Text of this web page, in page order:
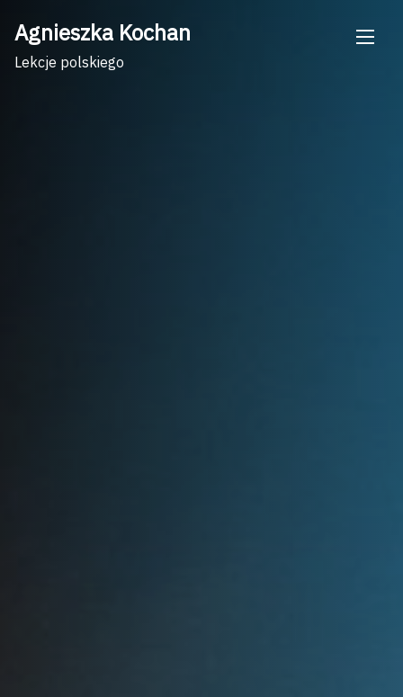
content
Agnieszka Kochan
Lekcje polskiego